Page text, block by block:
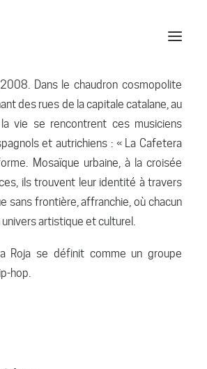
Dans le chaudron cosmopolite
des rues de la capitale catalane, au
vie se rencontrent ces musiciens
et autrichiens : « La Cafetera
Mosaïque urbaine, à la croisée
ils trouvent leur identité à travers
sans frontière, affranchie, où chacun
artistique et culturel.
Roja se définit comme un groupe
hop.